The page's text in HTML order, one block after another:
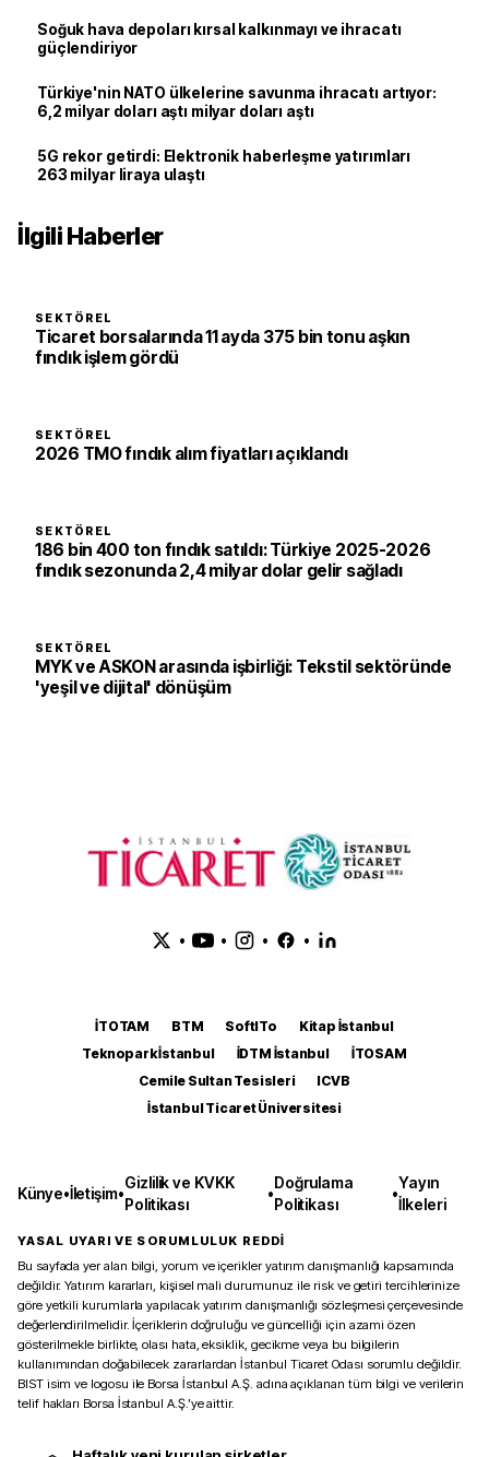
Soğuk hava depoları kırsal kalkınmayı ve ihracatı
güçlendiriyor
Türkiye'nin NATO ülkelerine savunma ihracatı artıyor:
6,2 milyar doları aştı milyar doları aştı
5G rekor getirdi: Elektronik haberleşme yatırımları
263 milyar liraya ulaştı
İlgili Haberler
SEKTÖREL
Ticaret borsalarında 11 ayda 375 bin tonu aşkın
fındık işlem gördü
SEKTÖREL
2026 TMO fındık alım fiyatları açıklandı
SEKTÖREL
186 bin 400 ton fındık satıldı: Türkiye 2025-2026
fındık sezonunda 2,4 milyar dolar gelir sağladı
SEKTÖREL
MYK ve ASKON arasında işbirliği: Tekstil sektöründe
'yeşil ve dijital' dönüşüm
• • • •
İTOTAM BTM SoftITo
Kitap İstanbul
Teknopark İstanbul
İDTM İstanbul
İTOSAM
Cemile Sultan Tesisleri
ICVB
İstanbul Ticaret Üniversitesi
Künye•İletişim•
Gizlilik ve KVKK
Politikası
•
Doğrulama
Politikası
•
Yayın
İlkeleri
YASAL UYARI VE SORUMLULUK REDDİ
Bu sayfada yer alan bilgi, yorum ve içerikler yatırım danışmanlığı kapsamında
değildir. Yatırım kararları, kişisel mali durumunuz ile risk ve getiri tercihlerinize
göre yetkili kurumlarla yapılacak yatırım danışmanlığı sözleşmesi çerçevesinde
değerlendirilmelidir. İçeriklerin doğruluğu ve güncelliği için azami özen
gösterilmekle birlikte, olası hata, eksiklik, gecikme veya bu bilgilerin
kullanımından doğabilecek zararlardan İstanbul Ticaret Odası sorumlu değildir.
BIST isim ve logosu ile Borsa İstanbul A.Ş. adına açıklanan tüm bilgi ve verilerin
telif hakları Borsa İstanbul A.Ş.’ye aittir.